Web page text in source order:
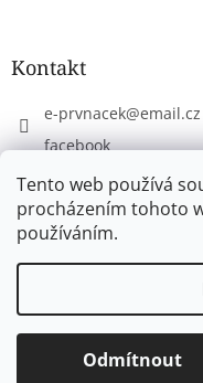
Tento web používá
procházením tohoto
používáním.
Odmítnout
Kontakt
e-prvnacek@email.cz
facebook
eprvnacek
Copyright 2026